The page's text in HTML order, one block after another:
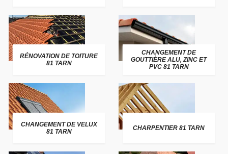
RÉNOVATION DE TOITURE
81 TARN
CHANGEMENT DE
GOUTTIÈRE ALU, ZINC ET
PVC 81 TARN
CHANGEMENT DE VELUX
81 TARN
CHARPENTIER 81 TARN